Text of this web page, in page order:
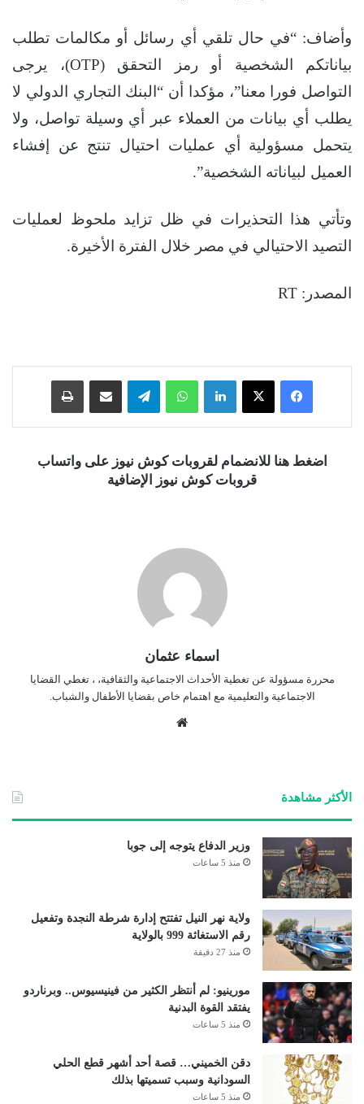
وأضاف: “في حال تلقي أي رسائل أو مكالمات تطلب
بياناتكم الشخصية أو رمز التحقق (OTP)، يرجى
التواصل فورا معنا”، مؤكدا أن “البنك التجاري الدولي لا
يطلب أي بيانات من العملاء عبر أي وسيلة تواصل، ولا
يتحمل مسؤولية أي عمليات احتيال تنتج عن إفشاء
العميل لبياناته الشخصية”.
وتأتي هذا التحذيرات في ظل تزايد ملحوظ لعمليات
التصيد الاحتيالي في مصر خلال الفترة الأخيرة.
المصدر: RT
فيسبوك ‫X لينكدإن واتساب تيلقرام
اضغط هنا للانضمام لقروبات كوش نيوز على واتساب
قروبات كوش نيوز الإضافية
اسماء عثمان
محررة مسؤولة عن تغطية الأحداث الاجتماعية والثقافية، ، تغطي القضايا
الاجتماعية والتعليمية مع اهتمام خاص بقضايا الأطفال والشباب.
الأكثر مشاهدة
وزير الدفاع يتوجه إلى جوبا
منذ 5 ساعات
ولاية نهر النيل تفتتح إدارة شرطة النجدة وتفعيل
رقم الاستغاثة 999 بالولاية
منذ 27 دقيقة
مورينيو: لم أنتظر الكثير من فينيسيوس.. وبرناردو
يفتقد القوة البدنية
منذ 5 ساعات
دقن الخميني… قصة أحد أشهر قطع الحلي
السودانية وسبب تسميتها بذلك
منذ 5 ساعات